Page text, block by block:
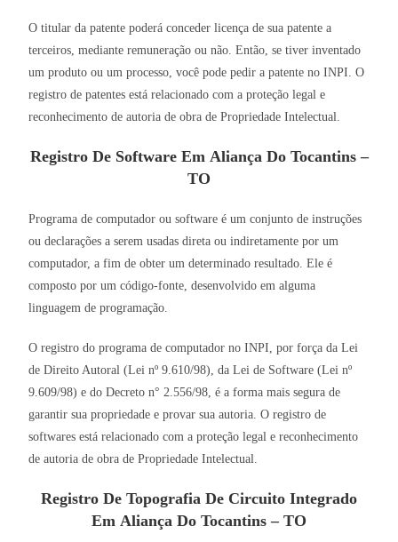
O titular da patente poderá conceder licença de sua patente a
terceiros, mediante remuneração ou não. Então, se tiver inventado
um produto ou um processo, você pode pedir a patente no INPI. O
registro de patentes está relacionado com a proteção legal e
reconhecimento de autoria de obra de Propriedade Intelectual.
Registro De Software Em Aliança Do Tocantins –
TO
Programa de computador ou software é um conjunto de instruções
ou declarações a serem usadas direta ou indiretamente por um
computador, a fim de obter um determinado resultado. Ele é
composto por um código-fonte, desenvolvido em alguma
linguagem de programação.
O registro do programa de computador no INPI, por força da Lei
de Direito Autoral (Lei nº 9.610/98), da Lei de Software (Lei nº
9.609/98) e do Decreto n° 2.556/98, é a forma mais segura de
garantir sua propriedade e provar sua autoria. O registro de
softwares está relacionado com a proteção legal e reconhecimento
de autoria de obra de Propriedade Intelectual.
Registro De Topografia De Circuito Integrado
Em Aliança Do Tocantins – TO